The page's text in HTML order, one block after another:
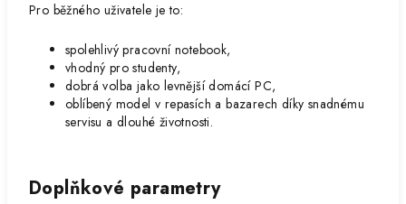
Pro běžného uživatele je to:
spolehlivý pracovní notebook,
vhodný pro studenty,
dobrá volba jako levnější domácí PC,
oblíbený model v repasích a bazarech díky snadnému
servisu a dlouhé životnosti.
Doplňkové parametry